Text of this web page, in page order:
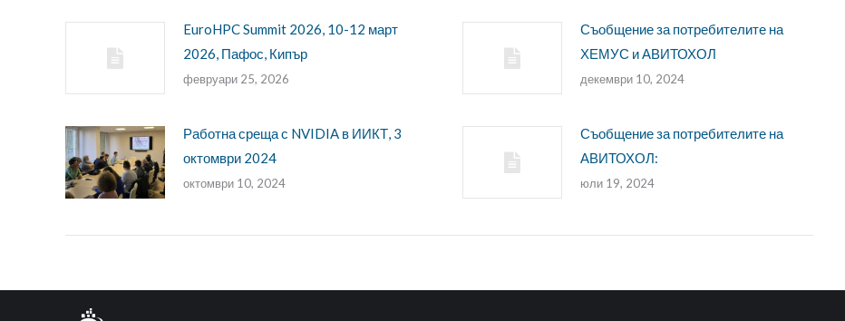
EuroHPC Summit 2026, 10-12 март
2026, Пафос, Кипър
февруари 25, 2026
Съобщение за потребителите на
ХЕМУС и АВИТОХОЛ
декември 10, 2024
Работна среща с NVIDIA в ИИКТ, 3
октомври 2024
октомври 10, 2024
Съобщение за потребителите на
АВИТОХОЛ:
юли 19, 2024